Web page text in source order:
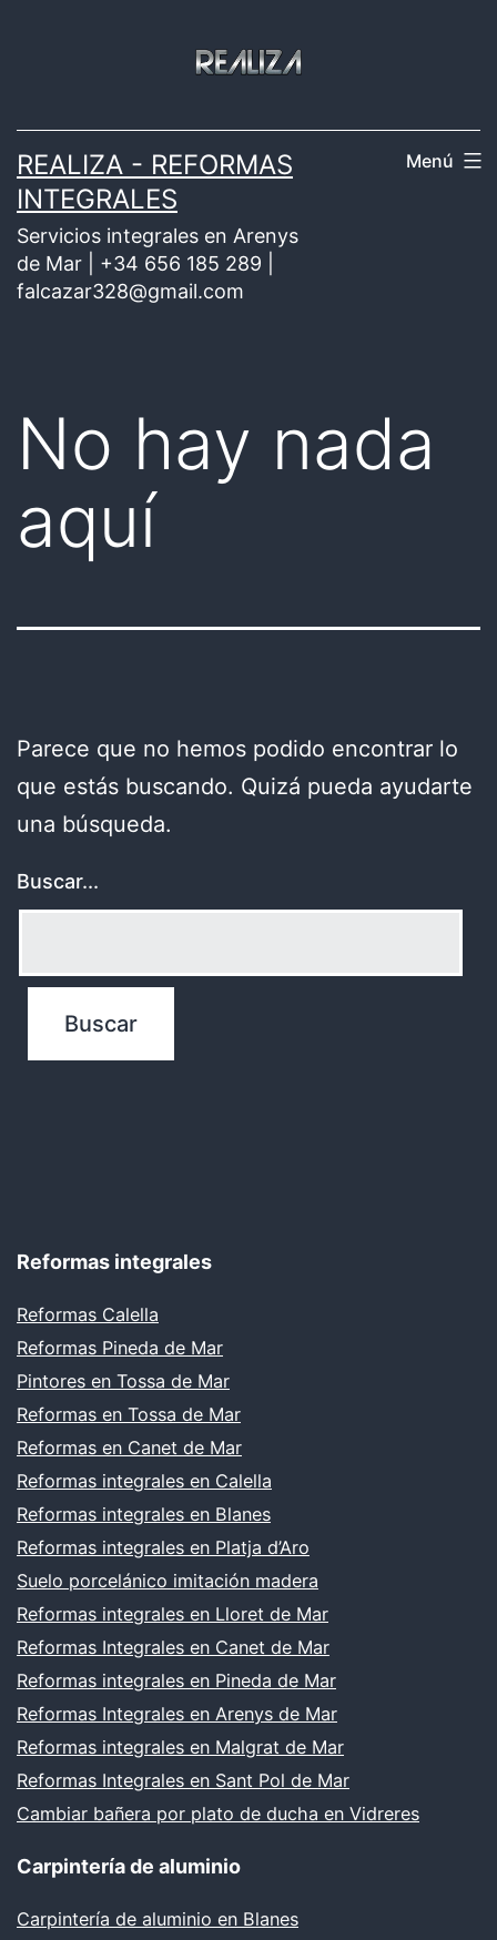
REALIZA - REFORMAS
INTEGRALES
Servicios integrales en Arenys
de Mar | +34 656 185 289 |
falcazar328@gmail.com
Menú
No hay nada
aquí
Parece que no hemos podido encontrar lo
que estás buscando. Quizá pueda ayudarte
una búsqueda.
Buscar...
Reformas integrales
Reformas Calella
Reformas Pineda de Mar
Pintores en Tossa de Mar
Reformas en Tossa de Mar
Reformas en Canet de Mar
Reformas integrales en Calella
Reformas integrales en Blanes
Reformas integrales en Platja d’Aro
Suelo porcelánico imitación madera
Reformas integrales en Lloret de Mar
Reformas Integrales en Canet de Mar
Reformas integrales en Pineda de Mar
Reformas Integrales en Arenys de Mar
Reformas integrales en Malgrat de Mar
Reformas Integrales en Sant Pol de Mar
Cambiar bañera por plato de ducha en Vidreres
Carpintería de aluminio
Carpintería de aluminio en Blanes